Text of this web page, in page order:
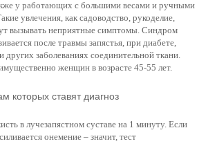
у работающих с большими весами и ручными
увлечения, как садоводство, рукоделие,
вызывать неприятные симптомы. Синдром
после травмы запястья, при диабете,
других заболеваниях соединительной ткани.
женщин в возрасте 45-55 лет.
которых ставят диагноз
в лучезапястном суставе на 1 минуту. Если
онемение – значит, тест